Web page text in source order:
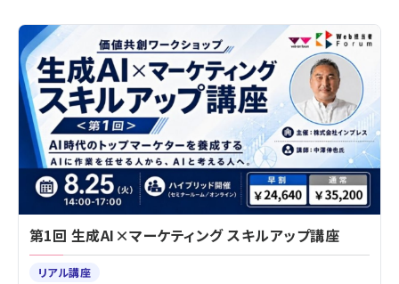
第1回 生成AI×マーケティング スキルアップ講座
リアル講座